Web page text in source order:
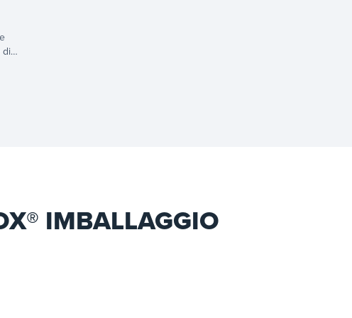
di
e
IMBALLAGGIO